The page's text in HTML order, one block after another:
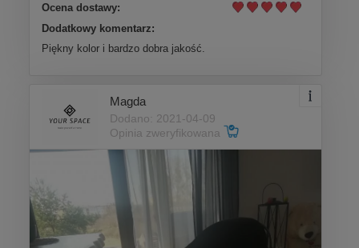
Ocena dostawy:
Dodatkowy komentarz:
Piękny kolor i bardzo dobra jakość.
Magda
Dodano: 2021-04-09
Opinia zweryfikowana